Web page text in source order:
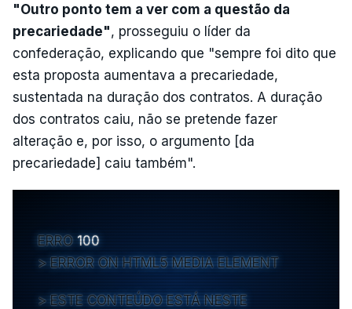
"Outro ponto tem a ver com a questão da
precariedade", prosseguiu o líder da
confederação, explicando que "sempre foi dito que
esta proposta aumentava a precariedade,
sustentada na duração dos contratos. A duração
dos contratos caiu, não se pretende fazer
alteração e, por isso, o argumento [da
precariedade] caiu também".
ERRO 100
ERROR ON HTML5 MEDIA ELEMENT
ESTE CONTEÚDO ESTÁ NESTE